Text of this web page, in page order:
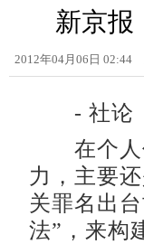
新京报
2012年04月06日
- 社论
在个人信
力，主要
关罪名出
法”，来构